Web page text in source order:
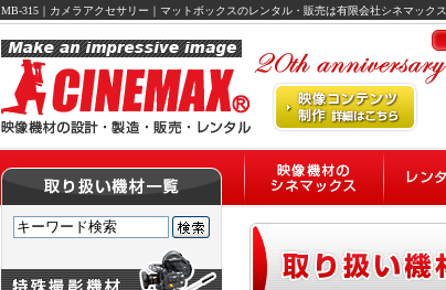
MB-315｜カメラアクセサリー｜マットボックスのレンタル・販売は有限会社シネマックス